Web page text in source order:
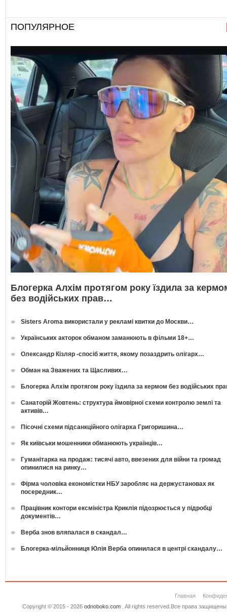
ПОПУЛЯРНОЕ
Блогерка Алхім протягом року їздила за
без водійських прав…
Sisters Aroma використали у рекламі квитки до Москви…
Українських акторок обманом заманюють в фільми 18+…
Олександр Кізляр -спосіб життя, якому позаздрить олігарх…
Обман на Зважених та Щасливих…
Блогерка Алхім протягом року їздила за кермом без водійських
Санаторій Жовтень: структура ймовірної схеми контролю землі та
активів…
Пісочні схеми підсанкційного олігарха Григоришина…
Як київськи мошенники обманюють українців…
Гуманітарка на продаж: тисячі авто, ввезених для війни та громад
опинилися на ринку…
Фірма чоловіка економістки НБУ заробляє на держустановах як
посередник…
Працівник контори ексміністра Криклія підозрюється у підробці
документів…
Верба знов вляпалася в скандал…
Блогерка-мільйонниця Юлія Верба опинилася в центрі скандалу…
Главная
Copyright © 2015 - 2026 odnoboko.com. All rights reserved.Все права защищены.